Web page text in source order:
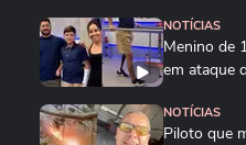
NOTÍCIAS
Menino de
em ataque
NOTÍCIAS
Piloto que